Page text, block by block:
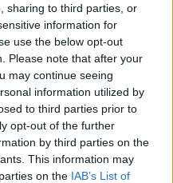
sharing to third parties, or
information for
use the below opt-out
Please note that after your
may continue seeing
information utilized by
to third parties prior to
opt-out of the further
by third parties on the
This information may
on the IAB’s List of
tett erőfeszítéseit, és
a sportban és a